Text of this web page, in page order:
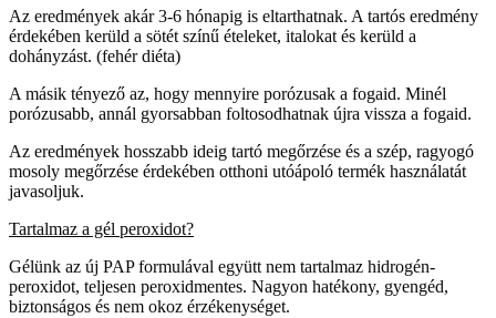
Az eredmények akár 3-6 hónapig is eltarthatnak. A tartós eredmény
érdekében kerüld a sötét színű ételeket, italokat és kerüld a
dohányzást. (fehér diéta)
A másik tényező az, hogy mennyire porózusak a fogaid. Minél
porózusabb, annál gyorsabban foltosodhatnak újra vissza a fogaid.
Az eredmények hosszabb ideig tartó megőrzése és a szép, ragyogó
mosoly megőrzése érdekében otthoni utóápoló termék használatát
javasoljuk.
Tartalmaz a gél peroxidot?
Gélünk az új PAP formulával együtt nem tartalmaz hidrogén-
peroxidot, teljesen peroxidmentes. Nagyon hatékony, gyengéd,
biztonságos és nem okoz érzékenységet.